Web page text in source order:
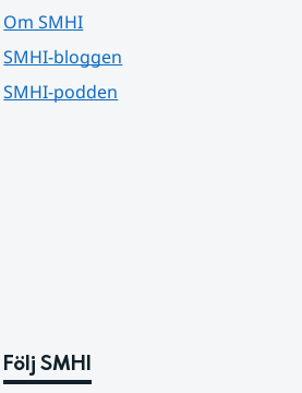
Om SMHI
SMHI-bloggen
SMHI-podden
Följ SMHI